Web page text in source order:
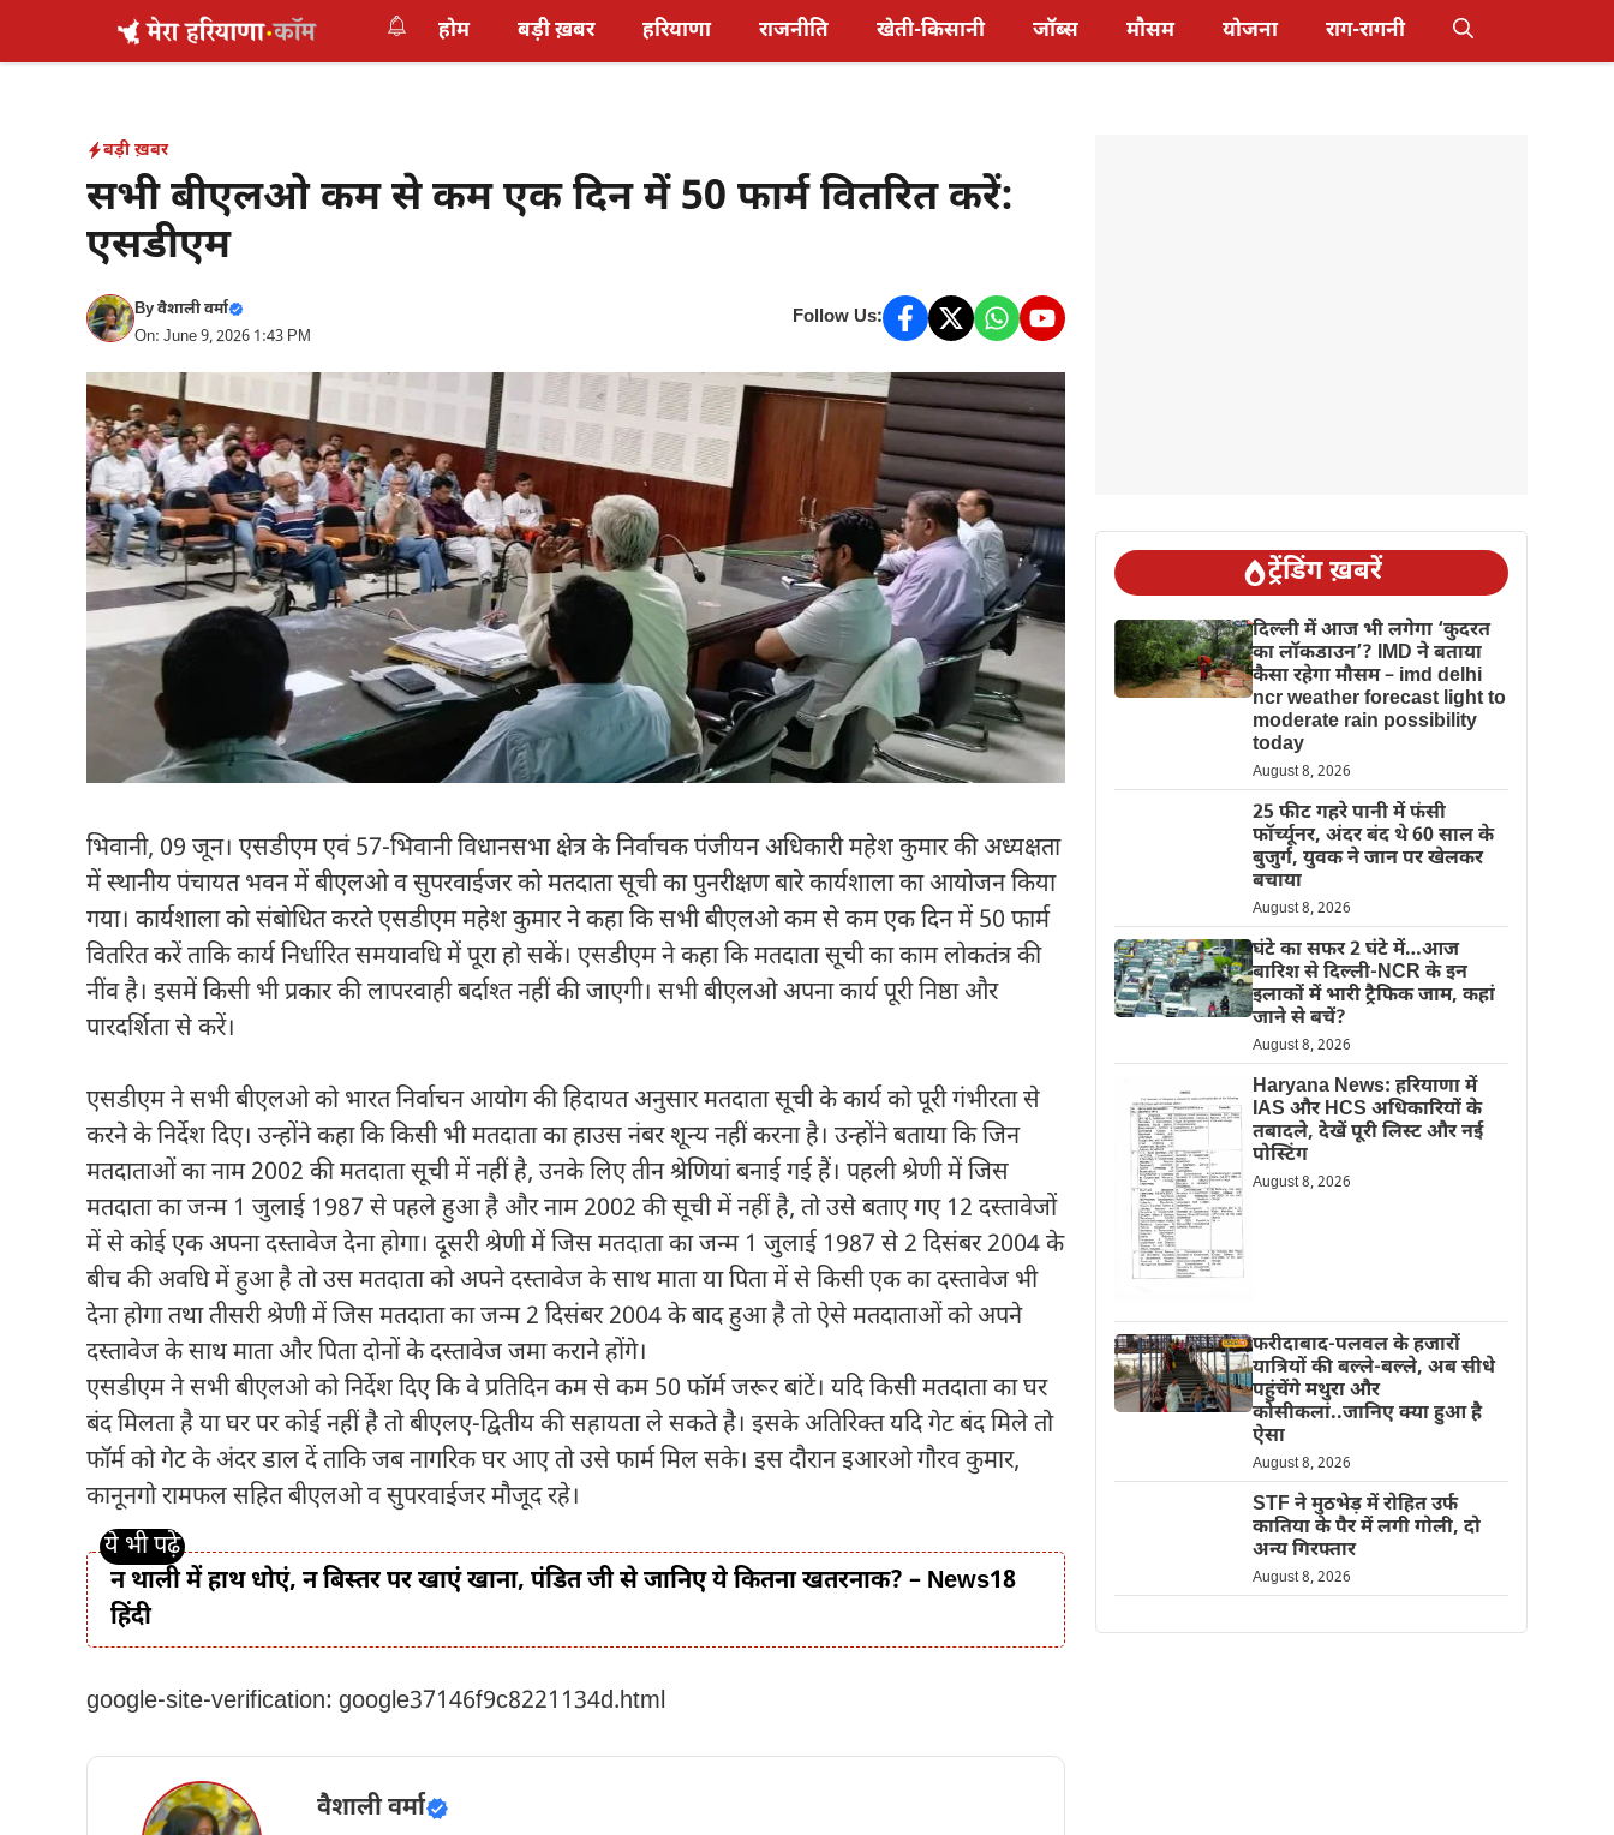
होम बड़ी ख़बर हरियाणा राजनीति खेती-किसानी जॉब्स मौसम योजना राग-रागनी
बड़ी ख़बर
सभी बीएलओ कम से कम एक दिन में 50 फार्म वितरित करें:
एसडीएम
Byवैशाली वर्मा
On: June 9, 2026 1:43 PM
Follow Us:
भिवानी, 09 जून। एसडीएम एवं 57-भिवानी विधानसभा क्षेत्र के निर्वाचक पंजीयन अधिकारी महेश कुमार की अध्यक्षता
में स्थानीय पंचायत भवन में बीएलओ व सुपरवाईजर को मतदाता सूची का पुनरीक्षण बारे कार्यशाला का आयोजन किया
गया। कार्यशाला को संबोधित करते एसडीएम महेश कुमार ने कहा कि सभी बीएलओ कम से कम एक दिन में 50 फार्म
वितरित करें ताकि कार्य निर्धारित समयावधि में पूरा हो सकें। एसडीएम ने कहा कि मतदाता सूची का काम लोकतंत्र की
नींव है। इसमें किसी भी प्रकार की लापरवाही बर्दाश्त नहीं की जाएगी। सभी बीएलओ अपना कार्य पूरी निष्ठा और
पारदर्शिता से करें।
एसडीएम ने सभी बीएलओ को भारत निर्वाचन आयोग की हिदायत अनुसार मतदाता सूची के कार्य को पूरी गंभीरता से
करने के निर्देश दिए। उन्होंने कहा कि किसी भी मतदाता का हाउस नंबर शून्य नहीं करना है। उन्होंने बताया कि जिन
मतदाताओं का नाम 2002 की मतदाता सूची में नहीं है, उनके लिए तीन श्रेणियां बनाई गई हैं। पहली श्रेणी में जिस
मतदाता का जन्म 1 जुलाई 1987 से पहले हुआ है और नाम 2002 की सूची में नहीं है, तो उसे बताए गए 12 दस्तावेजों
में से कोई एक अपना दस्तावेज देना होगा। दूसरी श्रेणी में जिस मतदाता का जन्म 1 जुलाई 1987 से 2 दिसंबर 2004 के
बीच की अवधि में हुआ है तो उस मतदाता को अपने दस्तावेज के साथ माता या पिता में से किसी एक का दस्तावेज भी
देना होगा तथा तीसरी श्रेणी में जिस मतदाता का जन्म 2 दिसंबर 2004 के बाद हुआ है तो ऐसे मतदाताओं को अपने
दस्तावेज के साथ माता और पिता दोनों के दस्तावेज जमा कराने होंगे।
एसडीएम ने सभी बीएलओ को निर्देश दिए कि वे प्रतिदिन कम से कम 50 फॉर्म जरूर बांटें। यदि किसी मतदाता का घर
बंद मिलता है या घर पर कोई नहीं है तो बीएलए-द्वितीय की सहायता ले सकते है। इसके अतिरिक्त यदि गेट बंद मिले तो
फॉर्म को गेट के अंदर डाल दें ताकि जब नागरिक घर आए तो उसे फार्म मिल सके। इस दौरान इआरओ गौरव कुमार,
कानूनगो रामफल सहित बीएलओ व सुपरवाईजर मौजूद रहे।
न थाली में हाथ धोएं, न बिस्तर पर खाएं खाना, पंडित जी से जानिए ये कितना खतरनाक? – News18
हिंदी
google-site-verification: google37146f9c8221134d.html
वैशाली वर्मा
ट्रेंडिंग ख़बरें
दिल्‍ली में आज भी लगेगा ‘कुदरत
का लॉकडाउन’? IMD ने बताया
कैसा रहेगा मौसम – imd delhi
ncr weather forecast light to
moderate rain possibility
today
August 8, 2026
25 फीट गहरे पानी में फंसी
फॉर्च्यूनर, अंदर बंद थे 60 साल के
बुजुर्ग, युवक ने जान पर खेलकर
बचाया
August 8, 2026
घंटे का सफर 2 घंटे में…आज
बारिश से दिल्ली-NCR के इन
इलाकों में भारी ट्रैफिक जाम, कहां
जाने से बचें?
August 8, 2026
Haryana News: हरियाणा में
IAS और HCS अधिकारियों के
तबादले, देखें पूरी लिस्ट और नई
पोस्टिंग
August 8, 2026
फरीदाबाद-पलवल के हजारों
यात्रियों की बल्ले-बल्ले, अब सीधे
पहुंचेंगे मथुरा और
कोसीकलां..जानिए क्या हुआ है
ऐसा
August 8, 2026
STF ने मुठभेड़ में रोहित उर्फ
कातिया के पैर में लगी गोली, दो
अन्य गिरफ्तार
August 8, 2026